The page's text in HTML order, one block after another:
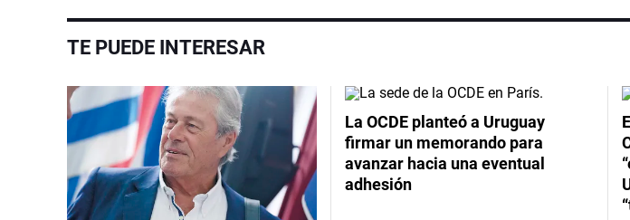
TE PUEDE INTERESAR
La OCDE planteó a Uruguay
firmar un memorando para
avanzar hacia una eventual
adhesión